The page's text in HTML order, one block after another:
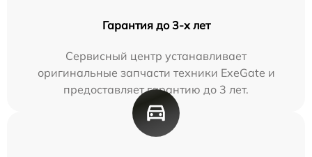
Гарантия до 3-х лет
Сервисный центр устанавливает
оригинальные запчасти техники ExeGate и
предоставляет гарантию до 3 лет.